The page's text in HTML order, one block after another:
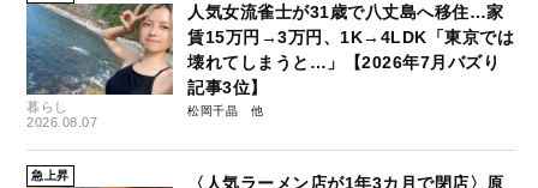
暮らし
2026.08.07
人気女流雀士が31歳で八丈島へ移住…家
賃15万円→3万円、1K→4LDK「東京では
壊れてしまうと…」【2026年7月バズり
記事3位】
松岡千晶
急上昇
〈人気ラーメン店が1年3カ月で閉店〉原